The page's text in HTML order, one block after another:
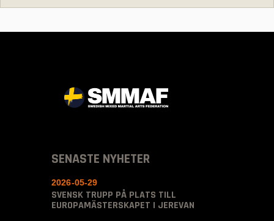
SENASTE NYHETER
SVENSK TRUPP PÅ PLATS TILL
EUROPAMÄSTERSKAPET I JEREVAN
2026-05-29